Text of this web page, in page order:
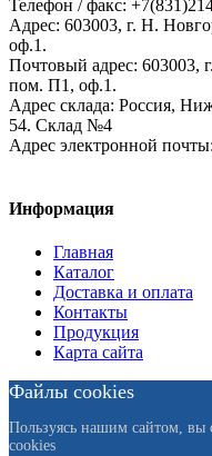
Телефон / факс:
Адрес: 603003, г. Н.
оф.1.
Почтовый адрес: 603003,
пом. П1, оф.1.
Адрес склада: Россия,
54. Склад №4
Адрес электронной почты:
Информация
Главная
Каталог
Доставка и оплата
Контакты
Продукция
Карта сайта
Файлы cookies
Пользуясь нашим сайтом, вы
cookies